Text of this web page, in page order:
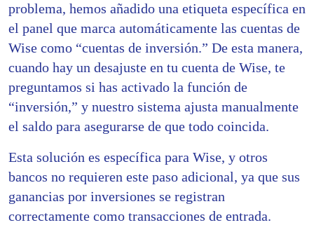
problema, hemos añadido una etiqueta específica en
el panel que marca automáticamente las cuentas de
Wise como “cuentas de inversión.” De esta manera,
cuando hay un desajuste en tu cuenta de Wise, te
preguntamos si has activado la función de
“inversión,” y nuestro sistema ajusta manualmente
el saldo para asegurarse de que todo coincida.
Esta solución es específica para Wise, y otros
bancos no requieren este paso adicional, ya que sus
ganancias por inversiones se registran
correctamente como transacciones de entrada.